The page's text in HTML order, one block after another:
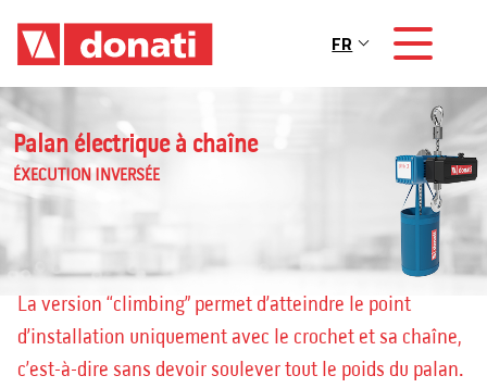
FR
Main navigation
Palan électrique à chaîne
ÉXECUTION INVERSÉE
La version “climbing” permet d’atteindre le point
d’installation uniquement avec le crochet et sa chaîne,
c’est-à-dire sans devoir soulever tout le poids du palan.